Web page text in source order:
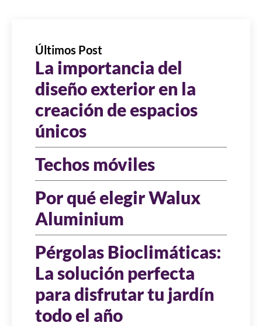
Últimos Post
La importancia del
diseño exterior en la
creación de espacios
únicos
Techos móviles
Por qué elegir Walux
Aluminium
Pérgolas Bioclimáticas:
La solución perfecta
para disfrutar tu jardín
todo el año